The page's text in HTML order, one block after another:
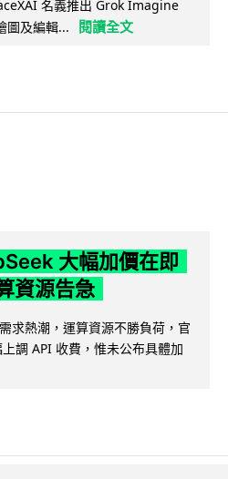
名義推出 Grok Imagine
圖及編輯...
閱讀全文
大幅加價在即
資源告急
求熱潮，運算資源不勝負荷，官
調 API 收費，惟未公布具體加